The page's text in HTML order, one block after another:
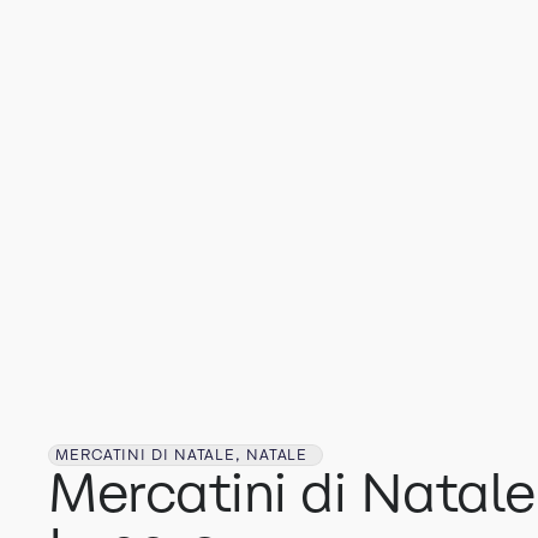
MERCATINI DI NATALE, NATALE
Mercatini di